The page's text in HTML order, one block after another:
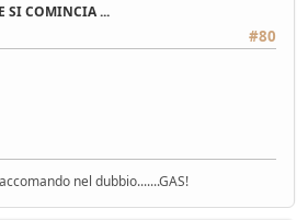
SI COMINCIA ...
#80
nel dubbio.......GAS!